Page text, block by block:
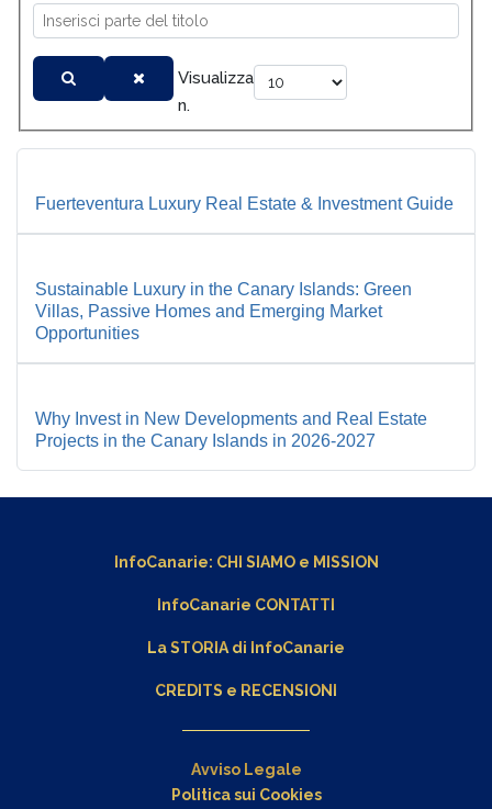
Visualizza
n.
Fuerteventura Luxury Real Estate & Investment Guide
Sustainable Luxury in the Canary Islands: Green
Villas, Passive Homes and Emerging Market
Opportunities
Why Invest in New Developments and Real Estate
Projects in the Canary Islands in 2026-2027
InfoCanarie: CHI SIAMOe MISSION
InfoCanarie CONTATTI
La STORIA di InfoCanarie
CREDITS e RECENSIONI
Avviso Legale
Politica sui Cookies